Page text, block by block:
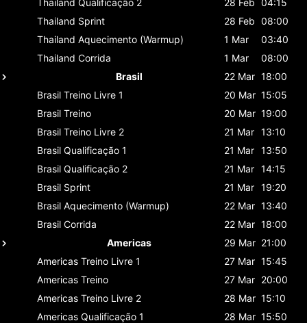
Thailand Sprint 28 Feb 08:00
Thailand Aquecimento (Warmup) 1 Mar
03:40
Thailand Corrida 1 Mar
08:00
Brasil
22 Mar 18:00
Brasil Treino Livre 1 20 Mar 15:05
Brasil Treino 20 Mar 19:00
Brasil Treino Livre 2 21 Mar 13:10
Brasil Qualificação 1 21 Mar 13:50
Brasil Qualificação 2 21 Mar 14:15
Brasil Sprint 21 Mar 19:20
Brasil Aquecimento (Warmup) 22 Mar 13:40
Brasil Corrida 22 Mar 18:00
Americas
29 Mar 21:00
Americas Treino Livre 1 27 Mar 15:45
Americas Treino 27 Mar 20:00
Americas Treino Livre 2 28 Mar 15:10
Americas Qualificação 1 28 Mar 15:50